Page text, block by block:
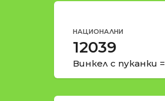
НАЦИОНАЛНИ
12039
Винкел с пуканки